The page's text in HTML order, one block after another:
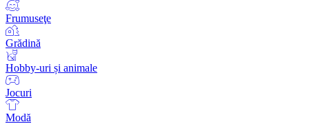
Frumuseţe
Grădină
Hobby-uri și animale
Jocuri
Modă